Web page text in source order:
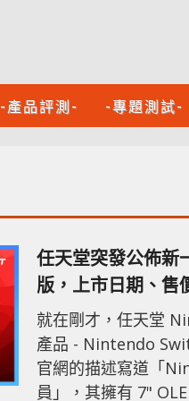
-產品評測- -專題測試-
任天堂突發公佈
版，上市日期、售
就在剛才，任天堂
產品 - Nintendo Switch
官網的描述寫道「
員」，其擁有 7"